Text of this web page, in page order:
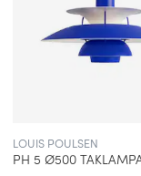
LOUIS POULSEN